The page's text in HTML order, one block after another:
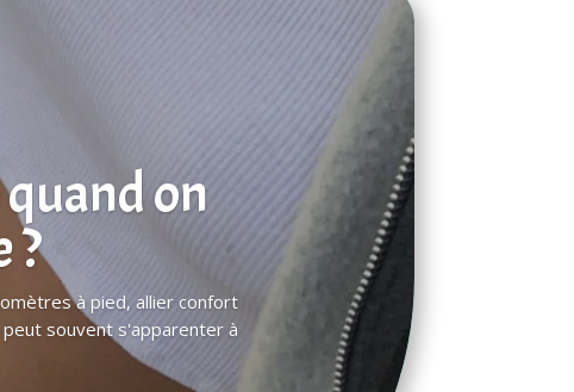
on
?
à pied, allier confort
souvent s'apparenter à